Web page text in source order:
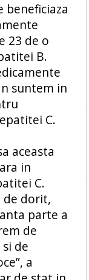
23 de o
B.
suntem in
C.
aceasta
in
C.
de dorit,
parte a
de
de
a